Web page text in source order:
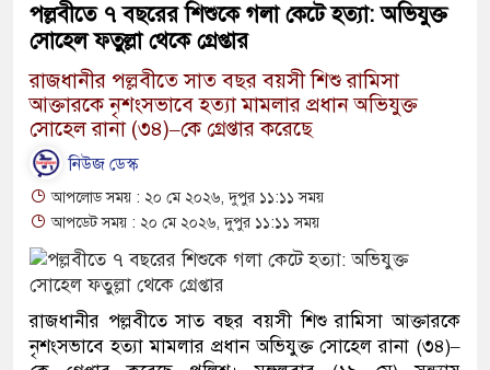
পল্লবীতে ৭ বছরের শিশুকে গলা কেটে হত্যা: অভিযুক্ত
সোহেল ফতুল্লা থেকে গ্রেপ্তার
রাজধানীর পল্লবীতে সাত বছর বয়সী শিশু রামিসা
আক্তারকে নৃশংসভাবে হত্যা মামলার প্রধান অভিযুক্ত
সোহেল রানা (৩৪)–কে গ্রেপ্তার করেছে
নিউজ ডেস্ক
আপলোড সময় : ২০ মে ২০২৬, দুপুর ১১:১১ সময়
আপডেট সময় : ২০ মে ২০২৬, দুপুর ১১:১১ সময়
রাজধানীর পল্লবীতে সাত বছর বয়সী শিশু রামিসা আক্তারকে
নৃশংসভাবে হত্যা মামলার প্রধান অভিযুক্ত সোহেল রানা (৩৪)–